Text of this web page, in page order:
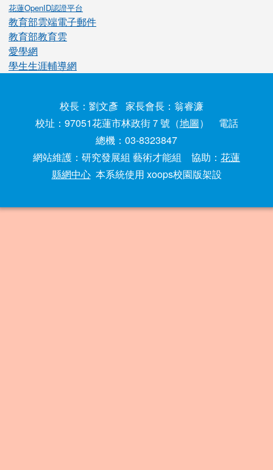
花蓮OpenID認證平台
教育部雲端電子郵件
教育部教育雲
愛學網
學生生涯輔導網
校長：劉文彥 家長會長：翁睿濂
校址：97051花蓮市林政街７號（地圖） 電話
總機：03-8323847
網站維護：研究發展組 藝術才能組 協助： 花蓮
縣網中心本系統使用 xoops校園版架設